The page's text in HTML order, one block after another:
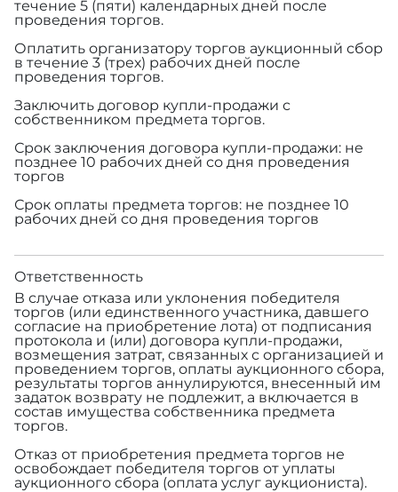
течение 5 (пяти) календарных дней после
проведения торгов.
Оплатить организатору торгов аукционный сбор
в течение 3 (трех) рабочих дней после
проведения торгов.
Заключить договор купли-продажи с
собственником предмета торгов.
Срок заключения договора купли-продажи: не
позднее 10 рабочих дней со дня проведения
торгов
Срок оплаты предмета торгов: не позднее 10
рабочих дней со дня проведения торгов
Ответственность
В случае отказа или уклонения победителя
торгов (или единственного участника, давшего
согласие на приобретение лота) от подписания
протокола и (или) договора купли-продажи,
возмещения затрат, связанных с организацией и
проведением торгов, оплаты аукционного сбора,
результаты торгов аннулируются, внесенный им
задаток возврату не подлежит, а включается в
состав имущества собственника предмета
торгов.
Отказ от приобретения предмета торгов не
освобождает победителя торгов от уплаты
аукционного сбора (оплата услуг аукциониста).